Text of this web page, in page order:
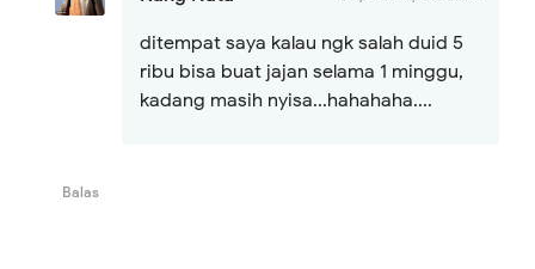
ditempat saya kalau ngk salah duid 5
ribu bisa buat jajan selama 1 minggu,
kadang masih nyisa...hahahaha....
Balas